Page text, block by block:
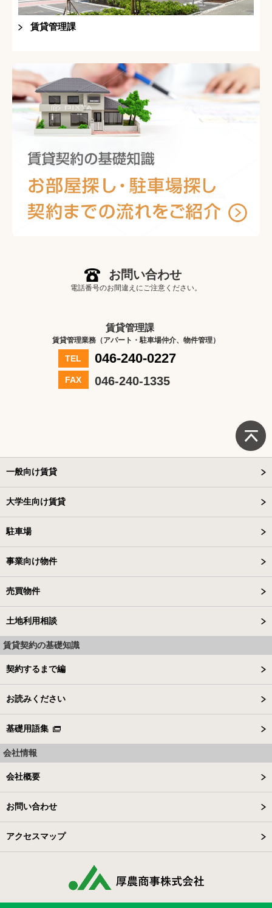
賃貸管理課
お問い合わせ
電話番号のお間違えにご注意ください。
賃貸管理課
賃貸管理業務（アパート・駐車場仲介、物件管理）
TEL 046-240-0227
FAX 046-240-1335
一般向け賃貸
大学生向け賃貸
駐車場
事業向け物件
売買物件
土地利用相談
賃貸契約の基礎知識
契約するまで編
お読みください
基礎用語集
会社情報
会社概要
お問い合わせ
アクセスマップ